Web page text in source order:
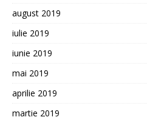
august 2019
iulie 2019
iunie 2019
mai 2019
aprilie 2019
martie 2019